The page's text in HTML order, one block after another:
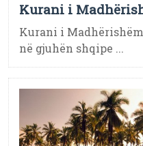
Kurani i
Kurani i
në gjuhën shqipe ...